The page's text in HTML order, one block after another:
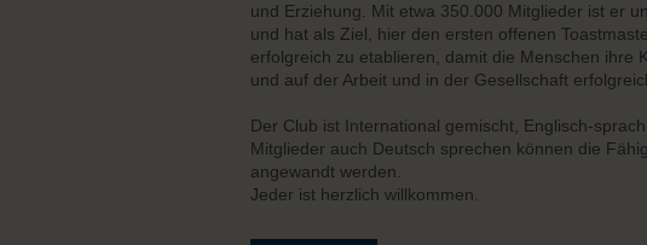
und Erziehung. Mit etwa 350.000 Mitglieder ist er
und hat als Ziel, hier den ersten offenen
erfolgreich zu etablieren, damit die Menschen ihre
und auf der Arbeit und in der Gesellschaft
Der Club ist International gemischt, Englisch-
Mitglieder auch Deutsch sprechen können die
angewandt werden.
Jeder ist herzlich willkommen.